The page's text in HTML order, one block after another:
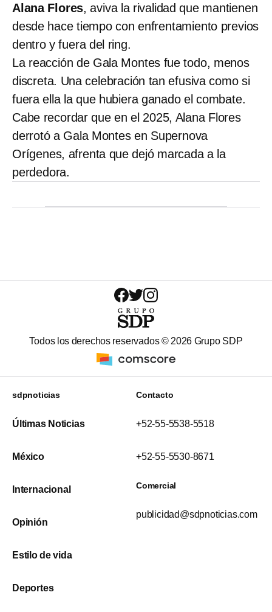
Alana Flores, aviva la rivalidad que mantienen
desde hace tiempo con enfrentamiento previos
dentro y fuera del ring.
La reacción de Gala Montes fue todo, menos
discreta. Una celebración tan efusiva como si
fuera ella la que hubiera ganado el combate.
Cabe recordar que en el 2025, Alana Flores
derrotó a Gala Montes en Supernova
Orígenes, afrenta que dejó marcada a la
perdedora.
Todos los derechos reservados © 2026 Grupo SDP
sdpnoticias
Últimas Noticias
México
Internacional
Opinión
Estilo de vida
Deportes
Contacto
+52-55-5538-5518
+52-55-5530-8671
Comercial
publicidad@sdpnoticias.com